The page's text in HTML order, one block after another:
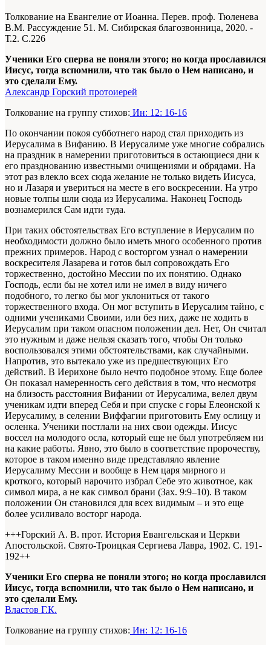
Толкование на Евангелие от Иоанна. Перев. проф. Тюленева
В.М. Рассуждение 51. М. Сибирская благозвонница, 2020. -
Т.2. С.226
Ученики Его сперва не поняли этого; но когда прославился
Иисус, тогда вспомнили, что так было о Нем написано, и
это сделали Ему.
Александр Горский протоиерей
Толкование на группу стихов: Ин: 12: 16-16
По окончании покоя субботнего народ стал приходить из
Иерусалима в Вифанию. В Иерусалиме уже многие собрались
на праздник в намерении приготовиться в остающиеся дни к
его празднованию известными очищениями и обрядами. На
этот раз влекло всех сюда желание не только видеть Иисуса,
но и Лазаря и увериться на месте в его воскресении. На утро
новые толпы шли сюда из Иерусалима. Наконец Господь
вознамерился Сам идти туда.
При таких обстоятельствах Его вступление в Иерусалим по
необходимости должно было иметь много особенного против
прежних примеров. Народ с восторгом узнал о намерении
воскресителя Лазарева и готов был сопровождать Его
торжественно, достойно Мессии по их понятию. Однако
Господь, если бы не хотел или не имел в виду ничего
подобного, то легко бы мог уклониться от такого
торжественного входа. Он мог вступить в Иерусалим тайно, с
одними учениками Своими, или без них, даже не ходить в
Иерусалим при таком опасном положении дел. Нет, Он считал
это нужным и даже нельзя сказать того, чтобы Он только
воспользовался этими обстоятельствами, как случайными.
Напротив, это вытекало уже из предшествующих Его
действий. В Иерихоне было нечто подобное этому. Еще более
Он показал намеренность сего действия в том, что несмотря
на близость расстояния Вифании от Иерусалима, велел двум
ученикам идти вперед Себя и при спуске с горы Елеонской к
Иерусалиму, в селении Виффагии приготовить Ему ослицу и
осленка. Ученики постлали на них свои одежды. Иисус
воссел на молодого осла, который еще не был употребляем ни
на какие работы. Явно, это было в соответствие пророчеству,
которое в таком именно виде представляло явление
Иерусалиму Мессии и вообще в Нем царя мирного и
кроткого, который нарочито избрал Себе это животное, как
символ мира, а не как символ брани (Зах. 9:9–10). В таком
положении Он становился для всех видимым – и это еще
более усиливало восторг народа.
+++Горский А. В. прот. История Евангельская и Церкви
Апостольской. Свято-Троицкая Сергиева Лавра, 1902. С. 191-
192++
Ученики Его сперва не поняли этого; но когда прославился
Иисус, тогда вспомнили, что так было о Нем написано, и
это сделали Ему.
Властов Г.К.
Толкование на группу стихов: Ин: 12: 16-16